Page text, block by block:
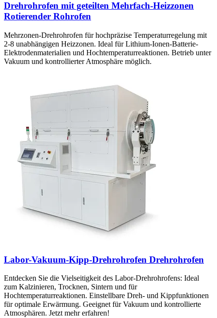
Drehrohrofen mit geteilten Mehrfach-Heizzonen
Rotierender Rohrofen
Mehrzonen-Drehrohrofen für hochpräzise Temperaturregelung mit
2-8 unabhängigen Heizzonen. Ideal für Lithium-Ionen-Batterie-
Elektrodenmaterialien und Hochtemperaturreaktionen. Betrieb unter
Vakuum und kontrollierter Atmosphäre möglich.
Labor-Vakuum-Kipp-Drehrohrofen Drehrohrofen
Entdecken Sie die Vielseitigkeit des Labor-Drehrohrofens: Ideal
zum Kalzinieren, Trocknen, Sintern und für
Hochtemperaturreaktionen. Einstellbare Dreh- und Kippfunktionen
für optimale Erwärmung. Geeignet für Vakuum und kontrollierte
Atmosphären. Jetzt mehr erfahren!